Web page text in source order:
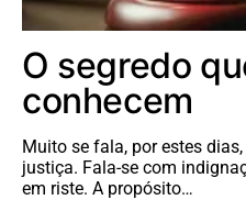
O segredo
conhecem
Muito se fala, por estes
justiça. Fala-se com
em riste. A propósito…